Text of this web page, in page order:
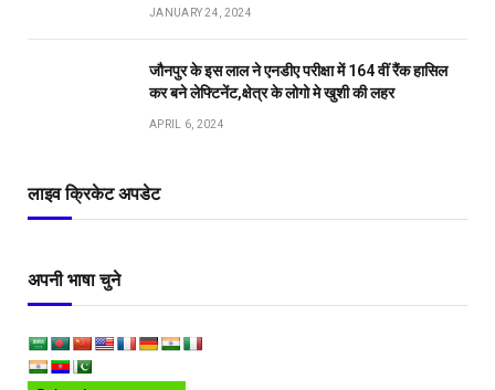
JANUARY 24, 2024
जौनपुर के इस लाल ने एनडीए परीक्षा में 164 वीं रैंक हासिल
कर बने लेफ्टिनेंट,क्षेत्र के लोगो मे खुशी की लहर
APRIL 6, 2024
लाइव क्रिकेट अपडेट
अपनी भाषा चुने